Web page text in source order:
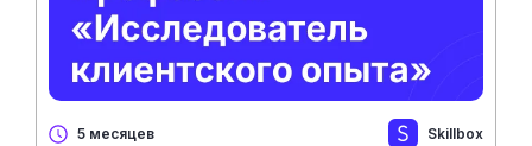
5 месяцев Skillbox